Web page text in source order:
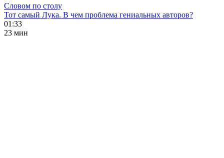
Словом по столу
Тот самый Лука. В чем проблема гениальных авторов?
01:33
23 мин